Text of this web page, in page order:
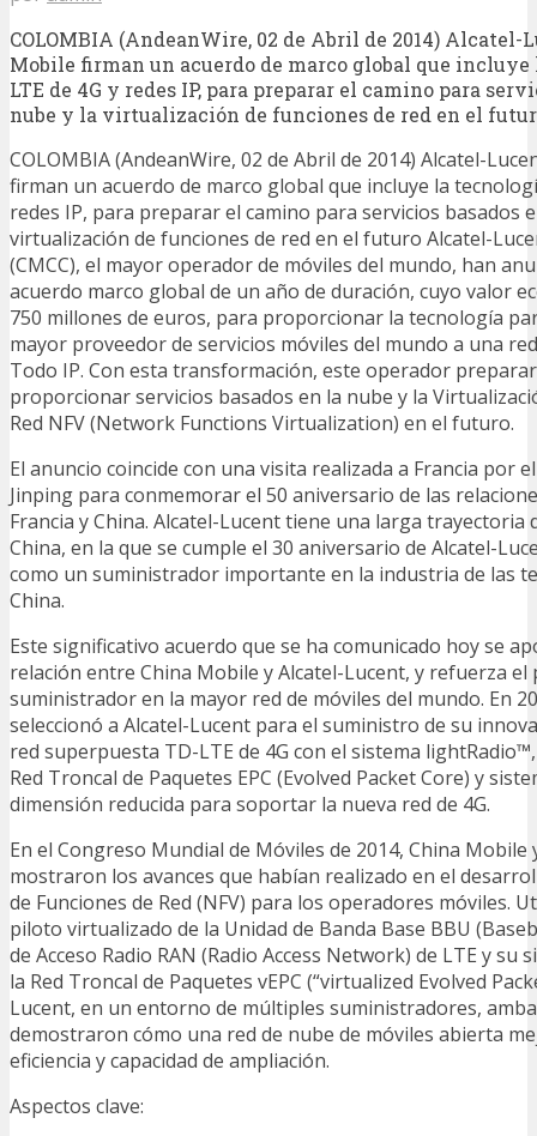
COLOMBIA (AndeanWire, 02 de Abril de 2014) Alcatel-
Mobile firman un acuerdo de marco global que incluye
LTE de 4G y redes IP, para preparar el camino para
nube y la virtualización de funciones de red en el
COLOMBIA (AndeanWire, 02 de Abril de 2014) Alcatel-
firman un acuerdo de marco global que incluye la
redes IP, para preparar el camino para servicios basados
virtualización de funciones de red en el futuro Alcatel-
(CMCC), el mayor operador de móviles del mundo, han
acuerdo marco global de un año de duración, cuyo valor
750 millones de euros, para proporcionar la tecnología
mayor proveedor de servicios móviles del mundo a una
Todo IP. Con esta transformación, este operador
proporcionar servicios basados en la nube y la
Red NFV (Network Functions Virtualization) en el futuro.
El anuncio coincide con una visita realizada a Francia por
Jinping para conmemorar el 50 aniversario de las
Francia y China. Alcatel-Lucent tiene una larga trayectoria
China, en la que se cumple el 30 aniversario de Alcatel-
como un suministrador importante en la industria de las
China.
Este significativo acuerdo que se ha comunicado hoy se
relación entre China Mobile y Alcatel-Lucent, y refuerza el
suministrador en la mayor red de móviles del mundo. En
seleccionó a Alcatel-Lucent para el suministro de su
red superpuesta TD-LTE de 4G con el sistema
Red Troncal de Paquetes EPC (Evolved Packet Core) y
dimensión reducida para soportar la nueva red de 4G.
En el Congreso Mundial de Móviles de 2014, China Mobile
mostraron los avances que habían realizado en el
de Funciones de Red (NFV) para los operadores móviles.
piloto virtualizado de la Unidad de Banda Base BBU
de Acceso Radio RAN (Radio Access Network) de LTE y su
la Red Troncal de Paquetes vEPC (“virtualized Evolved
Lucent, en un entorno de múltiples suministradores,
demostraron cómo una red de nube de móviles abierta
eficiencia y capacidad de ampliación.
Aspectos clave: